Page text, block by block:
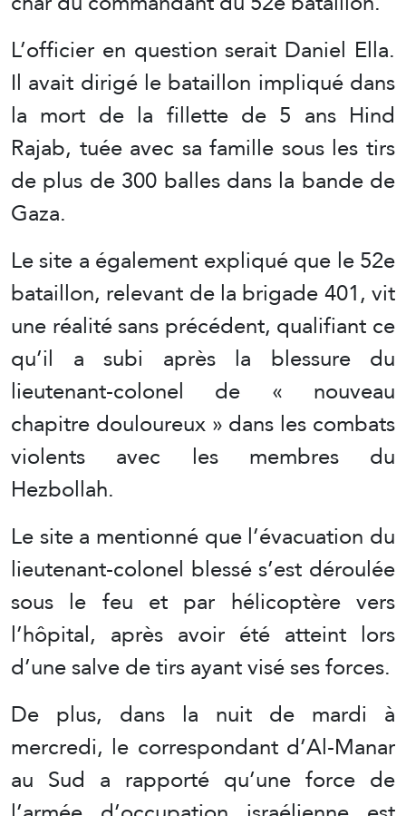
L’officier en question serait Daniel Ella.
Il avait dirigé le bataillon impliqué dans
la mort de la fillette de 5 ans Hind
Rajab, tuée avec sa famille sous les tirs
de plus de 300 balles dans la bande de
Gaza.
Le site a également expliqué que le 52e
bataillon, relevant de la brigade 401, vit
une réalité sans précédent, qualifiant ce
qu’il a subi après la blessure du
lieutenant-colonel de « nouveau
chapitre douloureux » dans les combats
violents avec les membres du
Hezbollah.
Le site a mentionné que l’évacuation du
lieutenant-colonel blessé s’est déroulée
sous le feu et par hélicoptère vers
l’hôpital, après avoir été atteint lors
d’une salve de tirs ayant visé ses forces.
De plus, dans la nuit de mardi à
mercredi, le correspondant d’Al-Manar
au Sud a rapporté qu’une force de